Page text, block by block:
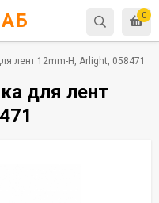
0
лент 12mm-H, Arlight, 058471
для лент